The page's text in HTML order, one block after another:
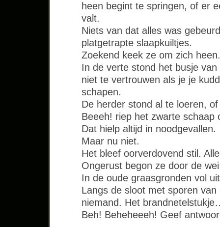
heen begint te springen, of er
valt.
Niets van dat alles was
platgetrapte slaapkuiltjes.
Zoekend keek ze om zich heen.
In de verte stond het busje
niet te vertrouwen als je je
schapen.
De herder stond al te loeren,
Beeeh! riep het zwarte schaap
Dat hielp altijd in noodgevallen.
Maar nu niet.
Het bleef oorverdovend stil.
Ongerust begon ze door de
In de oude graasgronden vol
Langs de sloot met sporen
niemand. Het
Beh! Beheheeeh! Geef